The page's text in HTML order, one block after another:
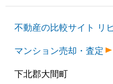
不動産の比較サイト リ
マンション売却・査定
下北郡大間町